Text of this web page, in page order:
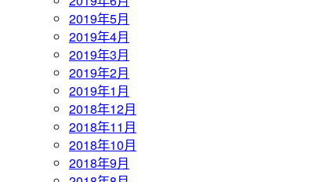
2019年5月
2019年4月
2019年3月
2019年2月
2019年1月
2018年12月
2018年11月
2018年10月
2018年9月